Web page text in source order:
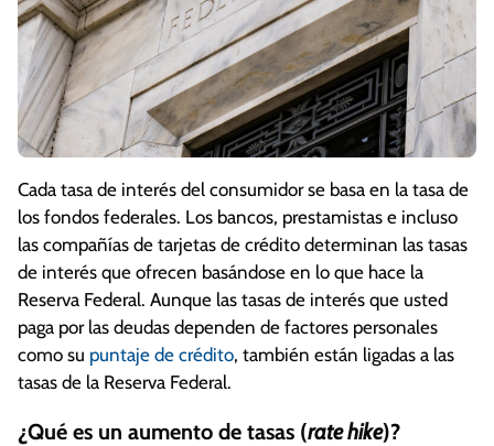
Cada tasa de interés del consumidor se basa en la tasa de
los fondos federales. Los bancos, prestamistas e incluso
las compañías de tarjetas de crédito determinan las tasas
de interés que ofrecen basándose en lo que hace la
Reserva Federal. Aunque las tasas de interés que usted
paga por las deudas dependen de factores personales
como su puntaje de crédito, también están ligadas a las
tasas de la Reserva Federal.
¿Qué es un aumento de tasas (rate hike)?